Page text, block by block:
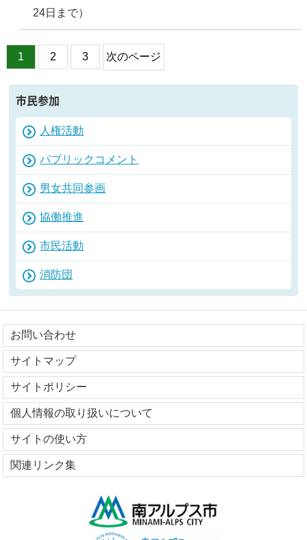
24日まで）
1 2 3 次のページ
市民参加
人権活動
パブリックコメント
男女共同参画
協働推進
市民活動
消防団
お問い合わせ
サイトマップ
サイトポリシー
個人情報の取り扱いについて
サイトの使い方
関連リンク集